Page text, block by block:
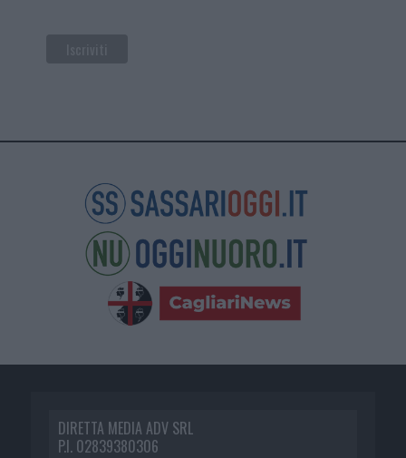
DIRETTA MEDIA ADV SRL
P.I. 02839380306